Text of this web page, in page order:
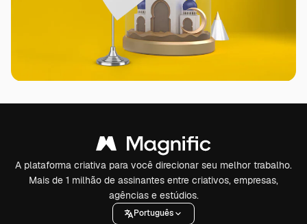
A plataforma criativa para você direcionar seu melhor trabalho.
Mais de 1 milhão de assinantes entre criativos, empresas,
agências e estúdios.
Português